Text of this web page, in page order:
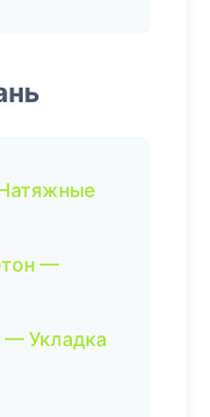
—
Укладка